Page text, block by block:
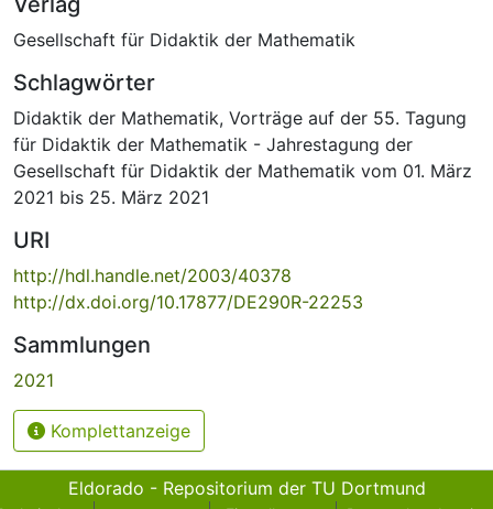
Gesellschaft für Didaktik der Mathematik
Schlagwörter
Didaktik der Mathematik, Vorträge auf der 55. Tagung
für Didaktik der Mathematik - Jahrestagung der
Gesellschaft für Didaktik der Mathematik vom 01. März
2021 bis 25. März 2021
URI
http://hdl.handle.net/2003/40378
http://dx.doi.org/10.17877/DE290R-22253
Sammlungen
2021
Komplettanzeige
Eldorado - Repositorium der TU Dortmund